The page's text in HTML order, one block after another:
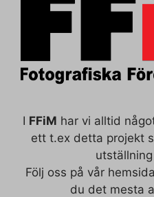
I FFiM har vi alltid
ett t.ex detta projekt
Följ oss på vår hemsida
du det mesta